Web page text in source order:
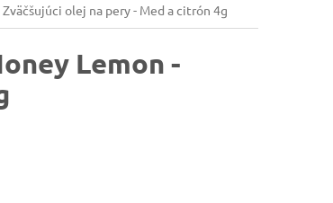
olej na pery - Med a citrón 4g
Lemon -